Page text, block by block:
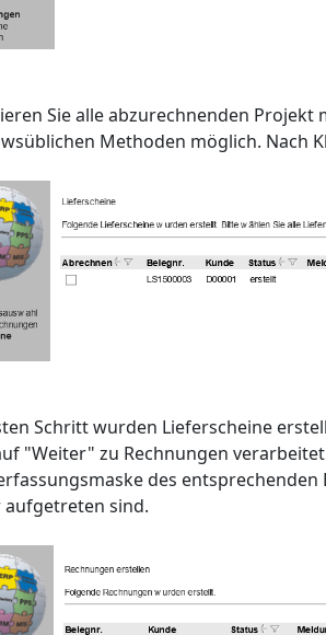
Sie alle abzurechnenden
Methoden möglich. Nach
Schritt wurden Lieferscheine
"Weiter" zu Rechnungen
des
aufgetreten sind.